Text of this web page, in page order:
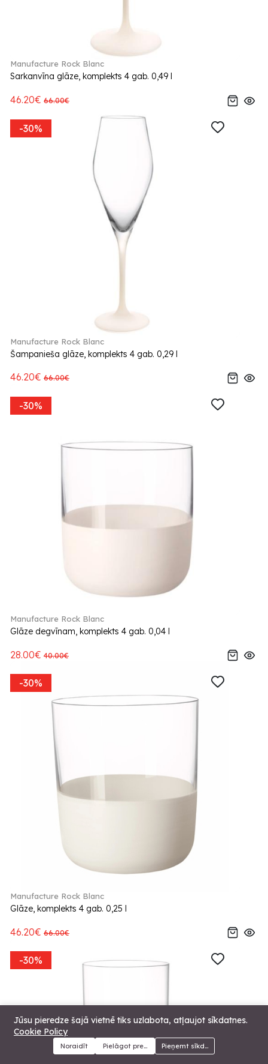
Menu Kategorijas Meklēt Grozs
Manufacture Rock Blanc
Sarkanvīna glāze, komplekts 4 gab. 0,49 l
46.20€ 66.00€
-30%
Manufacture Rock Blanc
Šampanieša glāze, komplekts 4 gab. 0,29 l
46.20€ 66.00€
-30%
Manufacture Rock Blanc
Glāze degvīnam, komplekts 4 gab. 0,04 l
28.00€ 40.00€
-30%
Manufacture Rock Blanc
Glāze, komplekts 4 gab. 0,25 l
46.20€ 66.00€
-30%
Jūsu pieredze šajā vietnē tiks uzlabota, atļaujot sīkdatnes.
Cookie Policy
Noraidīt Pielāgot preferencesPieņemt sīkdatnes